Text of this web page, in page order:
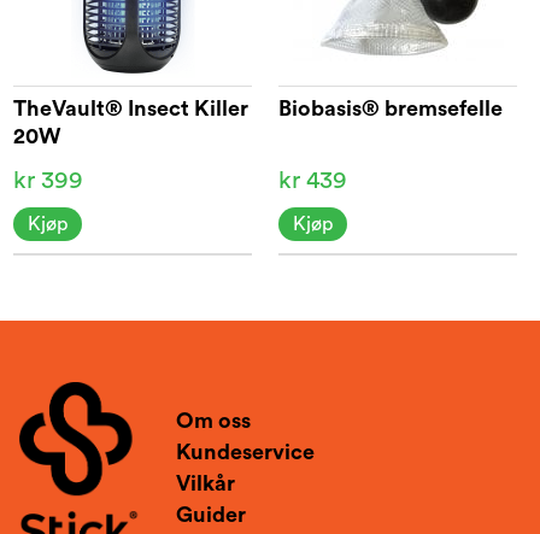
TheVault® Insect Killer
20W
kr 399
Kjøp
Biobasis® bremsefelle
kr 439
Kjøp
Om oss
Kundeservice
Vilkår
Guider